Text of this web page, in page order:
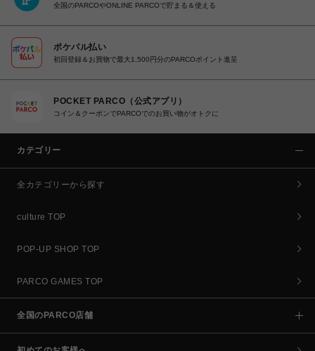
全国のPARCOやONLINE PARCOで貯まる＆使える
ポケパル払い
初回登録＆お買物で最大1,500円分のPARCOポイント進呈
POCKET PARCO（公式アプリ）
コイン＆クーポンでPARCOでのお買い物がオトクに
カテゴリー
全カテゴリーから探す
culture TOP
POP-UP SHOP TOP
PARCO GAMES TOP
全国のPARCO店舗